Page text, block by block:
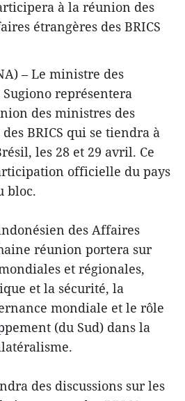
– Le ministre des
représentera
des ministres des
BRICS qui se tiendra à
les 28 et 29 avril. Ce
officielle du pays
bloc.
des Affaires
réunion portera sur
et régionales,
et la sécurité, la
mondiale et le rôle
(du Sud) dans la
des discussions sur les